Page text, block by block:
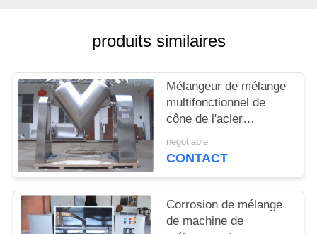
DEMANDEZ
UNE
CITATION
PLAN
DU
SITE
produits similaires
Mélangeur de mélange
multifonctionnel de
cône de l'acier
inoxydable 304 V de
machine de mélangeur
negotiable
CONTACT
Corrosion de mélange
de machine de